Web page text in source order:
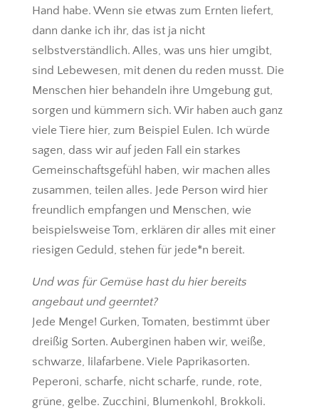
Hand habe. Wenn sie etwas zum Ernten liefert,
dann danke ich ihr, das ist ja nicht
selbstverständlich. Alles, was uns hier umgibt,
sind Lebewesen, mit denen du reden musst. Die
Menschen hier behandeln ihre Umgebung gut,
sorgen und kümmern sich. Wir haben auch ganz
viele Tiere hier, zum Beispiel Eulen. Ich würde
sagen, dass wir auf jeden Fall ein starkes
Gemeinschaftsgefühl haben, wir machen alles
zusammen, teilen alles. Jede Person wird hier
freundlich empfangen und Menschen, wie
beispielsweise Tom, erklären dir alles mit einer
riesigen Geduld, stehen für jede*n bereit.
Und was für Gemüse hast du hier bereits
angebaut und geerntet?
Jede Menge! Gurken, Tomaten, bestimmt über
dreißig Sorten. Auberginen haben wir, weiße,
schwarze, lilafarbene. Viele Paprikasorten.
Peperoni, scharfe, nicht scharfe, runde, rote,
grüne, gelbe. Zucchini, Blumenkohl, Brokkoli.